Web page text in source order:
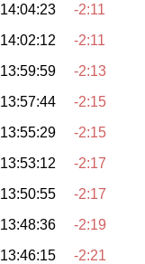
14:04:23
-2:11
14:02:12
-2:11
13:59:59
-2:13
13:57:44
-2:15
13:55:29
-2:15
13:53:12
-2:17
13:50:55
-2:17
13:48:36
-2:19
13:46:15
-2:21